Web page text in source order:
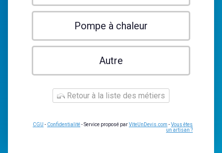
Pompe à chaleur
Autre
Retour à la liste des métiers
CGU - Confidentialité- Service proposé parViteUnDevis.com -Vous êtes
un artisan ?